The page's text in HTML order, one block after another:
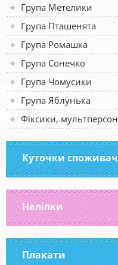
Група Метелики
Група Пташенята
Група Ромашка
Група Сонечко
Група Чомусики
Група Яблунька
Фіксики,
Куточки
Наліпки
Плакати